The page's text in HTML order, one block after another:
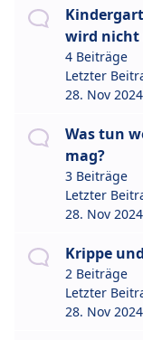
wird nicht
4 Beiträge
Letzter
28. Nov
Was tun
mag?
3 Beiträge
Letzter
28. Nov
Krippe
2 Beiträge
Letzter
28. Nov